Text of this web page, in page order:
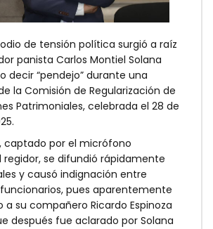
de tensión política surgió a raíz
panista Carlos Montiel Solana
decir “pendejo” durante una
la Comisión de Regularización de
Patrimoniales, celebrada el 28 de
captado por el micrófono
regidor, se difundió rápidamente
y causó indignación entre
pues aparentemente
a su compañero Ricardo Espinoza
después fue aclarado por Solana